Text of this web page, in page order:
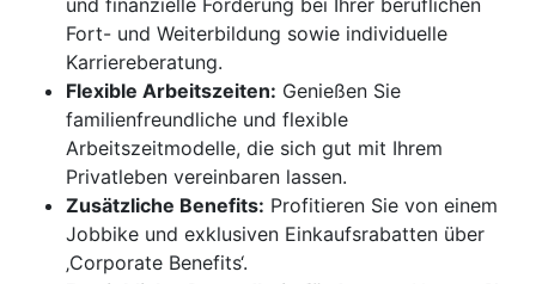
und finanzielle Förderung bei Ihrer beruflichen
Fort- und Weiterbildung sowie individuelle
Karriereberatung.
Flexible Arbeitszeiten: Genießen Sie
familienfreundliche und flexible
Arbeitszeitmodelle, die sich gut mit Ihrem
Privatleben vereinbaren lassen.
Zusätzliche Benefits: Profitieren Sie von einem
Jobbike und exklusiven Einkaufsrabatten über
‚Corporate Benefits‘.